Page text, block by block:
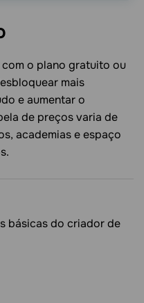
o plano gratuito ou
mais
e aumentar o
de preços varia de
academias e espaço
básicas do criador de